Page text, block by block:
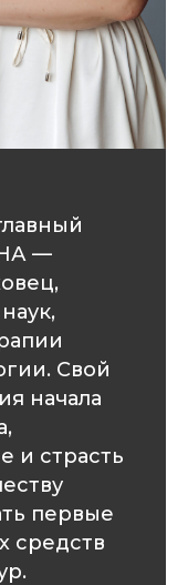
—
Свой
начала
и страсть
первые
средств